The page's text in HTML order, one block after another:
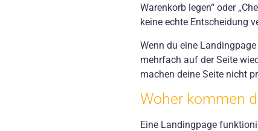
Warenkorb legen“ oder
keine echte Entscheidung
Wenn du eine
mehrfach auf der Seite
machen deine Seite nicht
Woher kommen
Eine Landingpage